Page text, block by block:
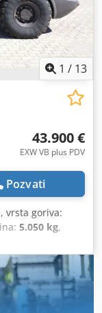
1 / 13
43.900 €
EXW VB plus PDV
Pozvati
, vrsta goriva:
5.050 kg,
kašika, UVV
sve točkove,
1.850 mm